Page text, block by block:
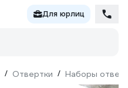
Для юрлиц
/ Отвертки / Наборы